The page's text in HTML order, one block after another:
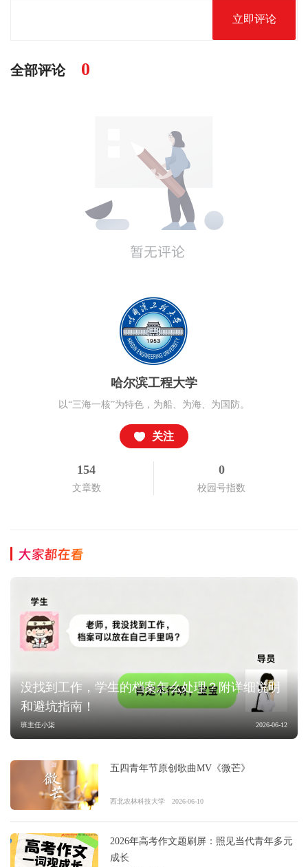
立即评论
全部评论 0
哈尔滨工程大学
以“三海一核”为特色，为船、为海、为国防。
关注
154
文章数
0
校园号指数
大家都在看
没找到工作，学生的档案怎么处理？附详细说明
和避坑指南！
班主任小柒 2026-06-12
五四青年节原创歌曲MV《微芒》
西北农林科技大学 2026-06-10
2026年高考作文题刷屏：照见当代青年多元
成长